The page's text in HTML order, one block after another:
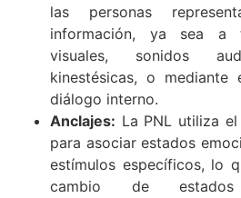
las personas
información, ya sea a
visuales, sonidos
kinestésicas, o
diálogo interno.
Anclajes: La PNL utiliza
para asociar estados
estímulos específicos, lo
cambio de